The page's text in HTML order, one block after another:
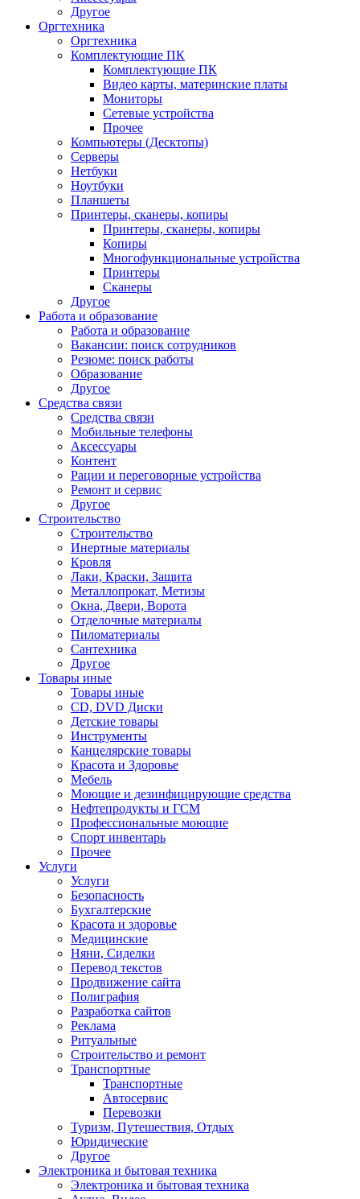
Другое
Оргтехника
Оргтехника
Комплектующие ПК
Комплектующие ПК
Видео карты, материнские платы
Мониторы
Сетевые устройства
Прочее
Компьютеры (Десктопы)
Серверы
Нетбуки
Ноутбуки
Планшеты
Принтеры, сканеры, копиры
Принтеры, сканеры, копиры
Копиры
Многофункциональные устройства
Принтеры
Сканеры
Другое
Работа и образование
Работа и образование
Вакансии: поиск сотрудников
Резюме: поиск работы
Образование
Другое
Средства связи
Средства связи
Мобильные телефоны
Аксессуары
Контент
Рации и переговорные устройства
Ремонт и сервис
Другое
Строительство
Строительство
Инертные материалы
Кровля
Лаки, Краски, Защита
Металлопрокат, Метизы
Окна, Двери, Ворота
Отделочные материалы
Пиломатериалы
Сантехника
Другое
Товары иные
Товары иные
CD, DVD Диски
Детские товары
Инструменты
Канцелярские товары
Красота и Здоровье
Мебель
Моющие и дезинфицирующие средства
Нефтепродукты и ГСМ
Профессиональные моющие
Спорт инвентарь
Прочее
Услуги
Услуги
Безопасность
Бухгалтерские
Красота и здоровье
Медицинские
Няни, Сиделки
Перевод текстов
Продвижение сайта
Полиграфия
Разработка сайтов
Реклама
Ритуальные
Строительство и ремонт
Транспортные
Транспортные
Автосервис
Перевозки
Туризм, Путешествия, Отдых
Юридические
Другое
Электроника и бытовая техника
Электроника и бытовая техника